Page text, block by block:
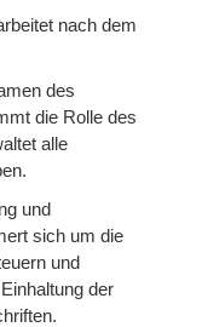
nach dem
des
die Rolle des
alle
und
sich um die
und
der